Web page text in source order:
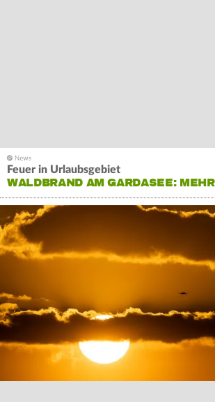
Feuer in Urlaubsgebiet
WALDBRAND AM GARDASEE: